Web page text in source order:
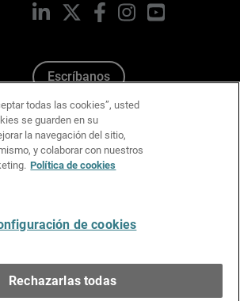
LinkedIn FacebookInstagramYouTube
Escríbanos
todas las cookies”, usted
se guarden en su
la navegación del sitio,
y colaborar con nuestros
Política de cookies
de cookies
Rechazarlas todas